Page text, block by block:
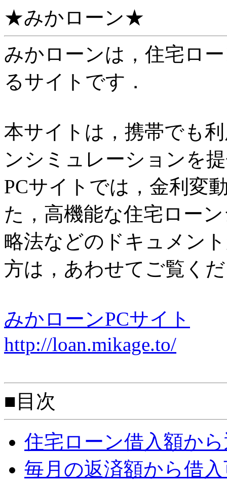
★みかローン★
みかローンは，住宅ロ
るサイトです．
本サイトは，携帯でも
ンシミュレーションを
PCサイトでは，金利変
た，高機能な住宅ロー
略法などのドキュメン
方は，あわせてご覧く
みかローンPCサイト
http://loan.mikage.to/
■目次
住宅ローン借入額か
毎月の返済額から借